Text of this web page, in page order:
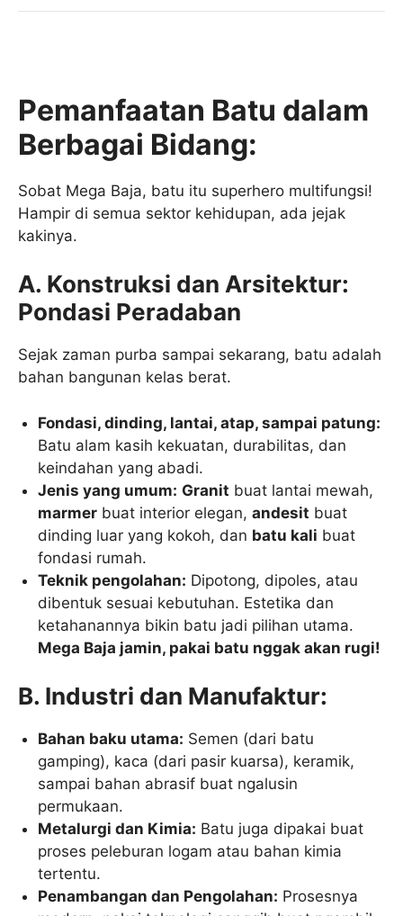
Pemanfaatan Batu dalam
Berbagai Bidang:
Sobat Mega Baja, batu itu superhero multifungsi!
Hampir di semua sektor kehidupan, ada jejak
kakinya.
A. Konstruksi dan Arsitektur:
Pondasi Peradaban
Sejak zaman purba sampai sekarang, batu adalah
bahan bangunan kelas berat.
Fondasi, dinding, lantai, atap, sampai patung:
Batu alam kasih kekuatan, durabilitas, dan
keindahan yang abadi.
Jenis yang umum: Granit buat lantai mewah,
marmer buat interior elegan,andesit buat
dinding luar yang kokoh, dan batu kali buat
fondasi rumah.
Teknik pengolahan: Dipotong, dipoles, atau
dibentuk sesuai kebutuhan. Estetika dan
ketahanannya bikin batu jadi pilihan utama.
Mega Baja jamin, pakai batu nggak akan rugi!
B. Industri dan Manufaktur:
Bahan baku utama: Semen (dari batu
gamping), kaca (dari pasir kuarsa), keramik,
sampai bahan abrasif buat ngalusin
permukaan.
Metalurgi dan Kimia: Batu juga dipakai buat
proses peleburan logam atau bahan kimia
tertentu.
Penambangan dan Pengolahan: Prosesnya